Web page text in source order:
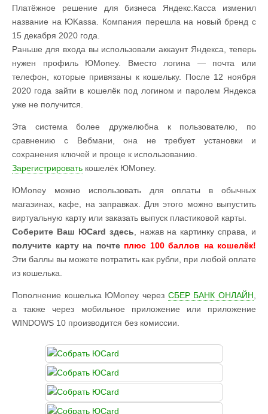
Платёжное решение для бизнеса Яндекс.Касса изменил
название на ЮKassa. Компания перешла на новый бренд с
15 декабря 2020 года.
Раньше для входа вы использовали аккаунт Яндекса, теперь
нужен профиль ЮMoney. Вместо логина — почта или
телефон, которые привязаны к кошельку. После 12 ноября
2020 года зайти в кошелёк под логином и паролем Яндекса
уже не получится.
Эта система более дружелюбна к пользователю, по
сравнению с Вебмани, она не требует установки и
сохранения ключей и проще к использованию.
Зарегистрировать кошелёк ЮMoney.
ЮMoney можно использовать для оплаты в обычных
магазинах, кафе, на заправках. Для этого можно выпустить
виртуальную карту или заказать выпуск пластиковой карты.
Соберите Ваш ЮCard здесь , нажав на картинку справа, и
получите карту на почте плюс 100 баллов на кошелёк!
Эти баллы вы можете потратить как рубли, при любой оплате
из кошелька.
Пополнение кошелька ЮMoney через СБЕР БАНК ОНЛАЙН
а также через мобильное приложение или приложение
WINDOWS 10 производится без комиссии.